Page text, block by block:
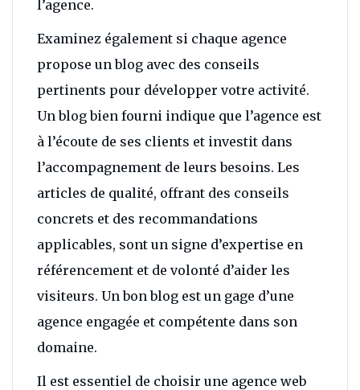
l’agence.
Examinez également si chaque agence
propose un blog avec des conseils
pertinents pour développer votre activité.
Un blog bien fourni indique que l’agence est
à l’écoute de ses clients et investit dans
l’accompagnement de leurs besoins. Les
articles de qualité, offrant des conseils
concrets et des recommandations
applicables, sont un signe d’expertise en
référencement et de volonté d’aider les
visiteurs. Un bon blog est un gage d’une
agence engagée et compétente dans son
domaine.
Il est essentiel de choisir une agence web